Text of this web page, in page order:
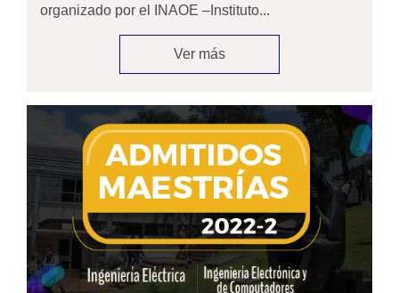
organizado por el INAOE –Instituto...
Ver más